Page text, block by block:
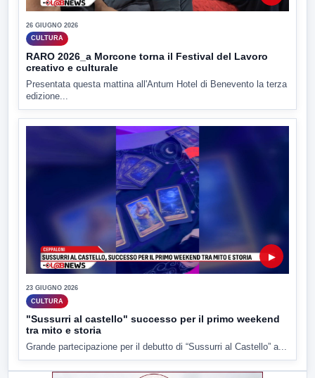
26 GIUGNO 2026
CULTURA
RARO 2026_a Morcone torna il Festival del Lavoro
creativo e culturale
Presentata questa mattina all'Antum Hotel di Benevento la terza
edizione...
▶
23 GIUGNO 2026
CULTURA
"Sussurri al castello" successo per il primo weekend
tra mito e storia
Grande partecipazione per il debutto di “Sussurri al Castello” a...